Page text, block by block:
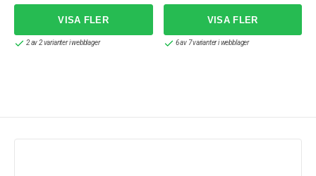
2 av 2 varianter i webblager 6 av 7 varianter i webblager